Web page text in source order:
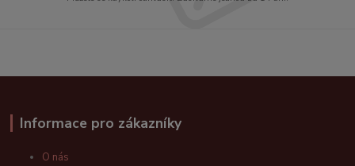
Informace pro zákazníky
O nás